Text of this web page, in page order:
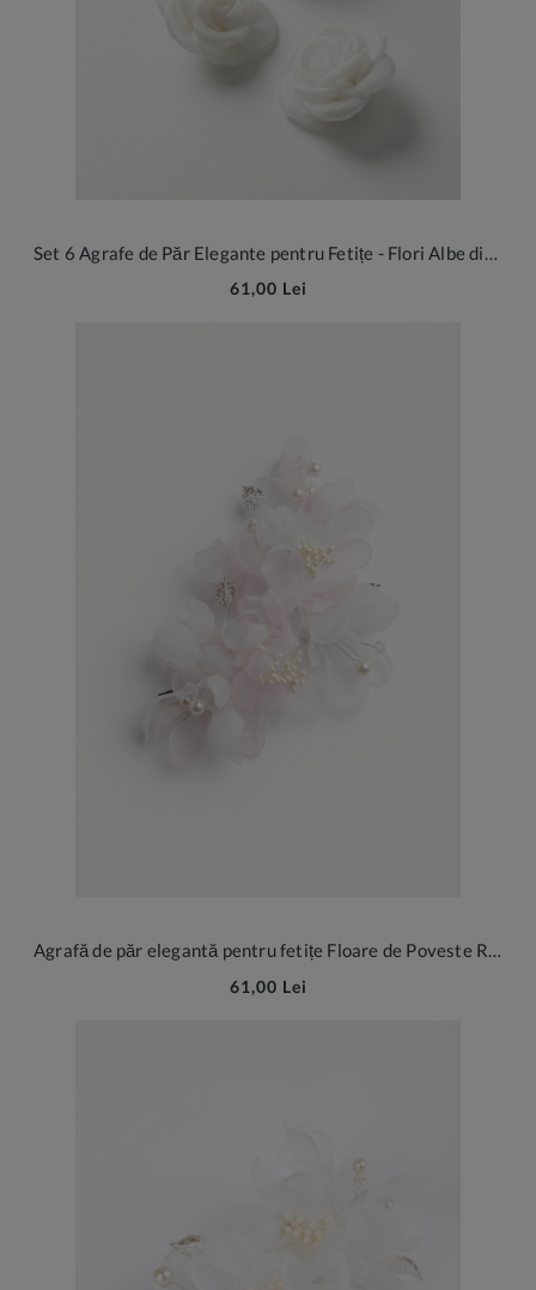
Set 6 Agrafe de Păr Elegante pentru Fetițe - Flori Albe din Organza pentru Ocazii Speciale și Serbări
61,00 Lei
Agrafă de păr elegantă pentru fetițe Floare de Poveste Roz Pal - Accesoriu de lux cu cristale și șifon pentru ocazii speciale
61,00 Lei